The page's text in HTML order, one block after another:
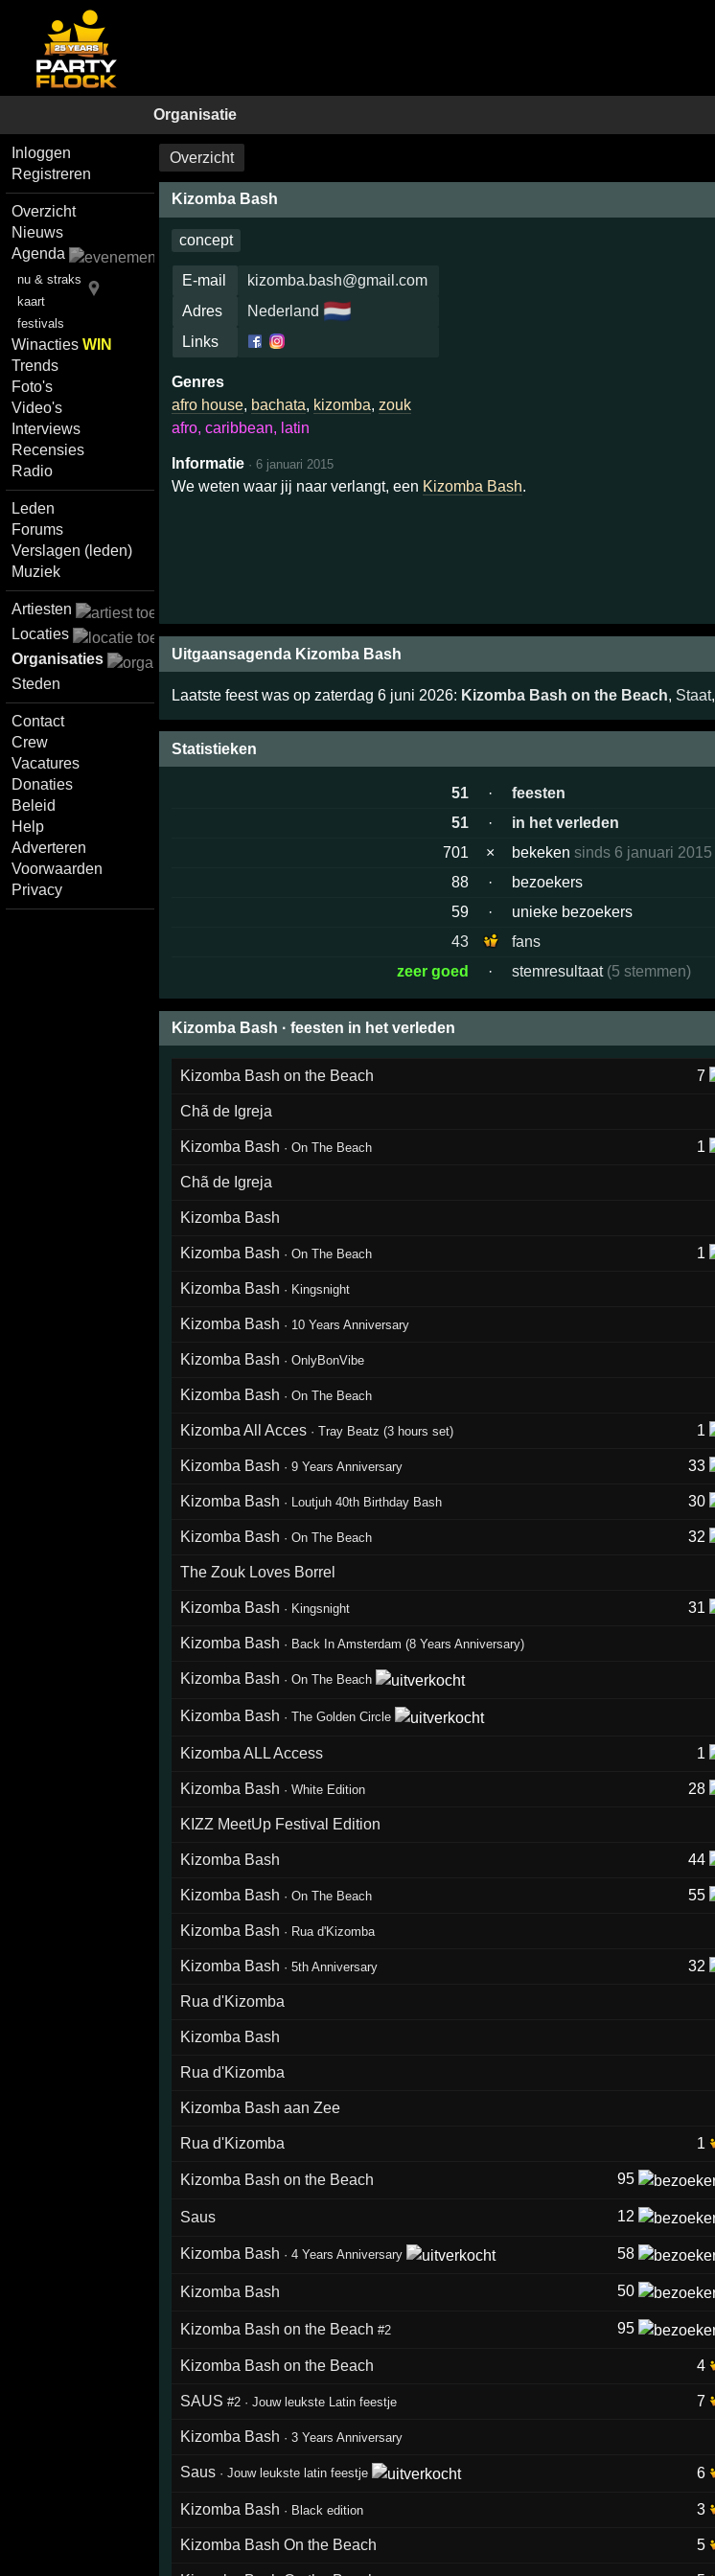
Organisatie
Inloggen
Registreren
Overzicht
Nieuws
Agenda
nu & straks
kaart
festivals
WinactiesWIN
Trends
Foto's
Video's
Interviews
Recensies
Radio
Leden
Forums
Verslagen (leden)
Muziek
Artiesten
Locaties
Organisaties
Steden
Contact
Crew
Vacatures
Donaties
Beleid
Help
Adverteren
Voorwaarden
Privacy
Overzicht
Kizomba Bash
concept
E-mail
kizomba.bash@gmail.com
Adres
Nederland 🇳🇱
Links
Genres
afro house, bachata, kizomba, zouk
afro, caribbean, latin
Informatie · 6 januari 2015
We weten waar jij naar verlangt, een Kizomba Bash.
Uitgaansagenda Kizomba Bash
Laatste feest was op zaterdag 6 juni 2026: Kizomba Bash on the Beach, Staat,
Statistieken
51 ·
feesten
51
·
in het verleden
701
× bekekensinds 6 januari 2015
88
·
bezoekers
59
·
unieke bezoekers
43
fans
zeer goed
· stemresultaat (5 stemmen)
Kizomba Bash · feesten in het verleden
Kizomba Bash on the Beach 7
Chã de Igreja
Kizomba Bash ·On The Beach 1
Chã de Igreja
Kizomba Bash
Kizomba Bash ·On The Beach 1
Kizomba Bash · Kingsnight
Kizomba Bash · 10 Years Anniversary
Kizomba Bash ·OnlyBonVibe
Kizomba Bash ·On The Beach
Kizomba All Acces ·Tray Beatz (3 hours set) 1
Kizomba Bash ·9 Years Anniversary 33
Kizomba Bash · Loutjuh 40th Birthday Bash 30
Kizomba Bash ·On The Beach 32
The Zouk Loves Borrel
Kizomba Bash · Kingsnight 31
Kizomba Bash · Back In Amsterdam (8 Years Anniversary)
Kizomba Bash ·On The Beach
Kizomba Bash ·The Golden Circle
Kizomba ALL Access 1
Kizomba Bash ·White Edition 28
KIZZ MeetUp Festival Edition
Kizomba Bash 44
Kizomba Bash ·On The Beach 55
Kizomba Bash · Rua d'Kizomba
Kizomba Bash ·5th Anniversary 32
Rua d'Kizomba
Kizomba Bash
Rua d'Kizomba
Kizomba Bash aan Zee
Rua d'Kizomba 1
Kizomba Bash on the Beach 95
Saus 12
Kizomba Bash ·4 Years Anniversary 58
Kizomba Bash 50
Kizomba Bash on the Beach#2 95
Kizomba Bash on the Beach 4
SAUS#2 ·Jouw leukste Latin feestje 7
Kizomba Bash ·3 Years Anniversary
Saus ·Jouw leukste latin feestje 6
Kizomba Bash · Black edition 3
Kizomba Bash On the Beach 5